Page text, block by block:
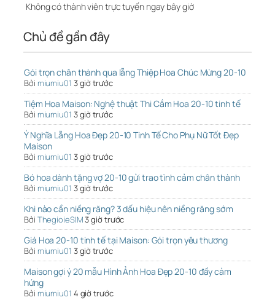
Không có thành viên trực tuyến ngay bây giờ
Chủ đề gần đây
Gói trọn chân thành qua lẵng Thiệp Hoa Chúc Mừng 20-10
Bởi miumiu01 3 giờ trước
Tiệm Hoa Maison: Nghệ thuật Thi Cắm Hoa 20-10 tinh tế
Bởi miumiu01 3 giờ trước
Ý Nghĩa Lẵng Hoa Đẹp 20-10 Tinh Tế Cho Phụ Nữ Tốt Đẹp
Maison
Bởi miumiu01 3 giờ trước
Bó hoa dành tặng vợ 20-10 gửi trao tình cảm chân thành
Bởi miumiu01 3 giờ trước
Khi nào cần niềng răng? 3 dấu hiệu nên niềng răng sớm
Bởi ThegioieSIM3 giờ trước
Giá Hoa 20-10 tinh tế tại Maison: Gói trọn yêu thương
Bởi miumiu01 3 giờ trước
Maison gợi ý 20 mẫu Hình Ảnh Hoa Đẹp 20-10 đầy cảm
hứng
Bởi miumiu01 4 giờ trước